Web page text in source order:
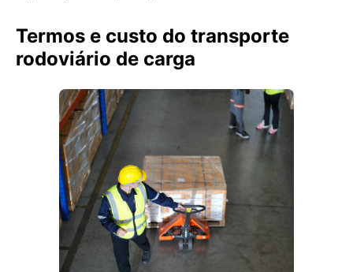
Termos e custo do transporte
rodoviário de carga